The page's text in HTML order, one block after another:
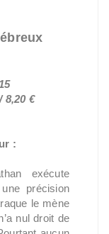
8,20 €
:
exécute
précision
le mène
nul droit de